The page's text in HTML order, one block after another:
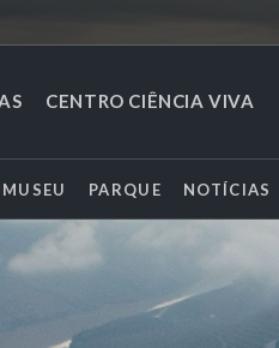
CENTRO CIÊNCIA VIVA
MUSEU PARQUE NOTÍCIAS